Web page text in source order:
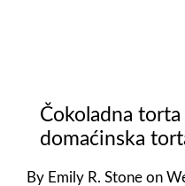
Čokoladna torta
domaćinska
By Emily R. Stone on